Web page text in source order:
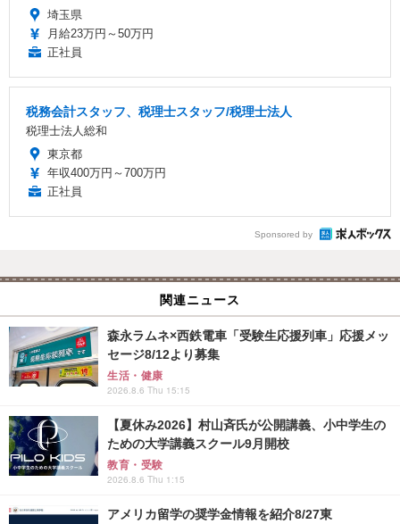
埼玉県
月給23万円～50万円
正社員
税務会計スタッフ、税理士スタッフ/税理士法人
税理士法人総和
東京都
年収400万円～700万円
正社員
Sponsored by
関連ニュース
森永ラムネ×西鉄電車「受験生応援列車」応援メッ
セージ8/12より募集
生活・健康
2026.8.6 Thu 15:15
【夏休み2026】村山斉氏が公開講義、小中学生の
ための大学講義スクール9月開校
教育・受験
2026.8.6 Thu 1:15
アメリカ留学の奨学金情報を紹介8/27東